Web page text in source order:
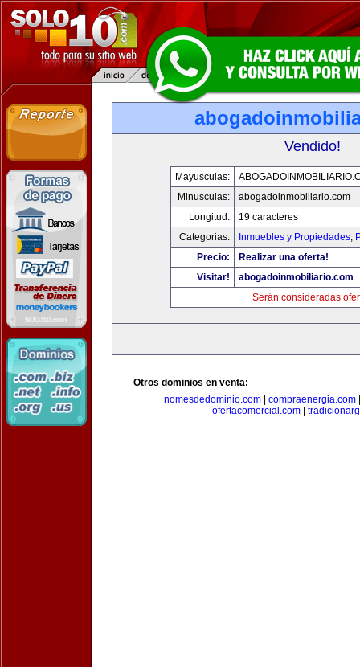
Vendido!
Mayusculas:
Minusculas:
abogadoinmobiliario.com
Longitud:
19 caracteres
Categorias:
Inmuebles y Propiedades,
Precio:
Realizar una oferta!
Visitar!
abogadoinmobiliario.com
Serán consideradas
Otros dominios en venta:
nomesdedominio.com| compraenergia.com
ofertacomercial.com